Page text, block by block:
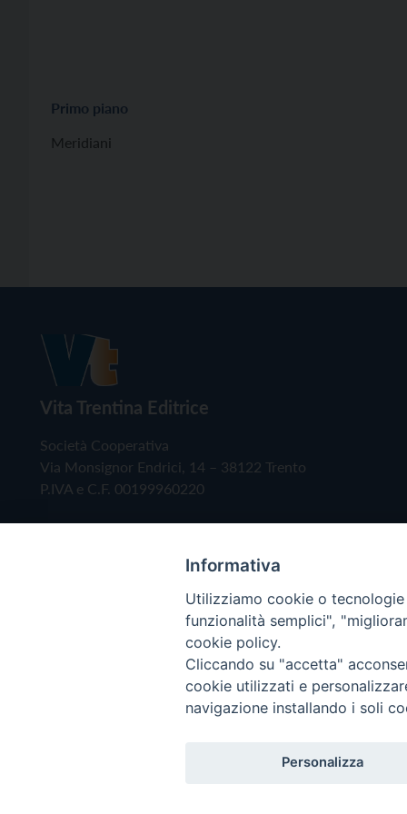
Primo piano
Meridiani
Vita Trentina Editrice
Società Cooperativa
Via Monsignor Endrici, 14 – 38122 Trento
P.IVA e C.F. 00199960220
Copyright © 2019 - Tutti i diritti riservati - Vita
Informativa
Utilizziamo cookie o
funzionalità semplici",
cookie policy.
Cliccando su "accetta"
cookie utilizzati e
navigazione installando i soli
Personalizza